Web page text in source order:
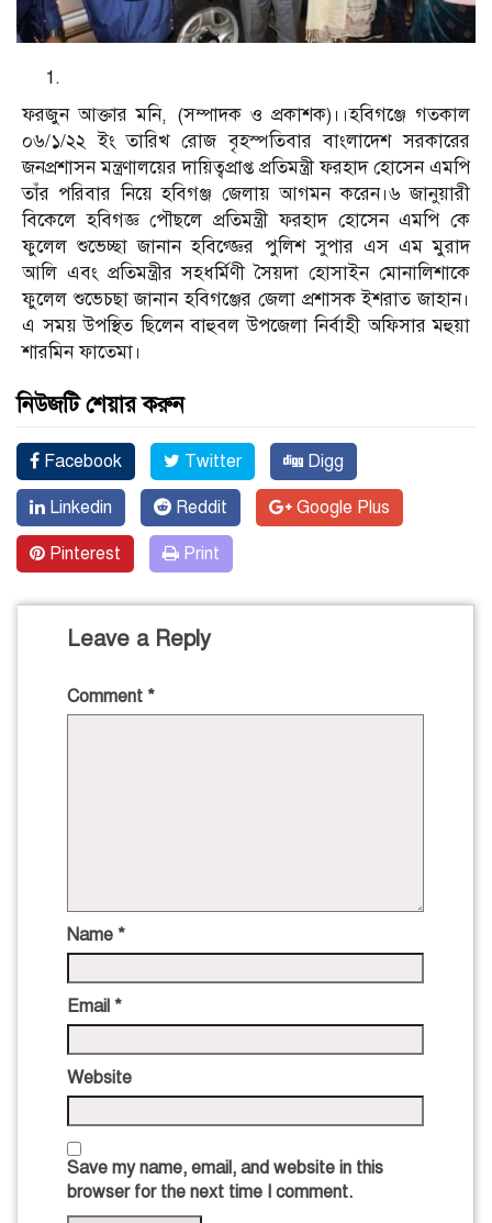
ফরজুন আক্তার মনি, (সম্পাদক ও প্রকাশক)।।হবিগঞ্জে গতকাল
০৬/১/২২ ইং তারিখ রোজ বৃহস্পতিবার বাংলাদেশ সরকারের
জনপ্রশাসন মন্ত্রণালয়ের দায়িত্বপ্রাপ্ত প্রতিমন্ত্রী ফরহাদ হোসেন এমপি
তাঁর পরিবার নিয়ে হবিগঞ্জ জেলায় আগমন করেন।৬ জানুয়ারী
বিকেলে হবিগজ্ঞ পৌছলে প্রতিমন্ত্রী ফরহাদ হোসেন এমপি কে
ফুলেল শুভেচ্ছা জানান হবিগ্জ্ঞের পুলিশ সুপার এস এম মুরাদ
আলি এবং প্রতিমন্ত্রীর সহধর্মিণী সৈয়দা হোসাইন মোনালিশাকে
ফুলেল শুভেচছা জানান হবিগঞ্জের জেলা প্রশাসক ইশরাত জাহান।
এ সময় উপস্থিত ছিলেন বাহুবল উপজেলা নির্বাহী অফিসার মহুয়া
শারমিন ফাতেমা।
নিউজটি শেয়ার করুন
Facebook Twitter Digg
Linkedin Reddit Google Plus
Pinterest Print
Leave a Reply
Comment *
Name *
Email *
Website
Save my name, email, and website in this
browser for the next time I comment.